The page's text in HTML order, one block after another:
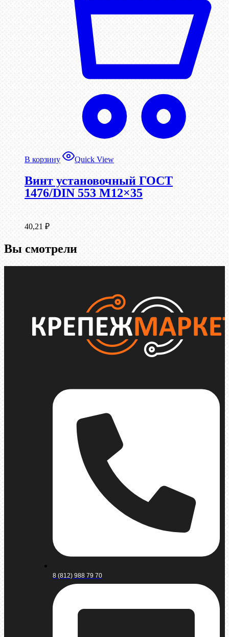
В корзину Quick View
Винт установочный ГОСТ
1476/DIN 553 М12×35
40,21 ₽
Вы смотрели
8 (812) 988 79 70